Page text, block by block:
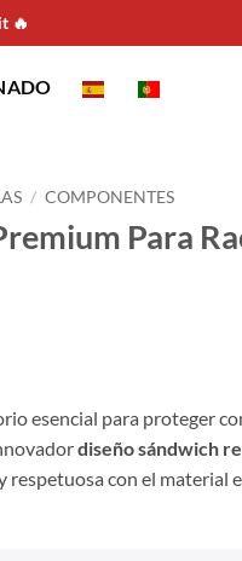
🔥
/ COMPONENTES
Para
esencial para proteger
diseño sándwich
respetuosa con el material